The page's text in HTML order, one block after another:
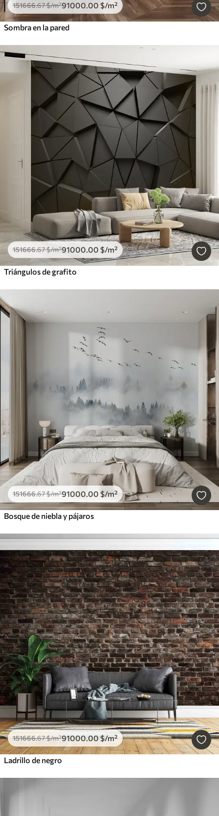
151666.67$/m²91000.00 $/m²
Sombra en la pared
151666.67$/m²91000.00 $/m²
Triángulos de grafito
151666.67$/m²91000.00 $/m²
Bosque de niebla y pájaros
151666.67$/m²91000.00 $/m²
Ladrillo de negro